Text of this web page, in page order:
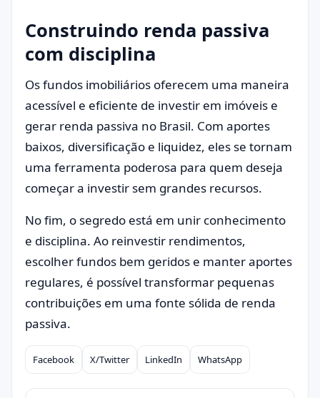
Construindo renda passiva
com disciplina
Os fundos imobiliários oferecem uma maneira
acessível e eficiente de investir em imóveis e
gerar renda passiva no Brasil. Com aportes
baixos, diversificação e liquidez, eles se tornam
uma ferramenta poderosa para quem deseja
começar a investir sem grandes recursos.
No fim, o segredo está em unir conhecimento
e disciplina. Ao reinvestir rendimentos,
escolher fundos bem geridos e manter aportes
regulares, é possível transformar pequenas
contribuições em uma fonte sólida de renda
passiva.
Compartilhar
Facebook X/Twitter LinkedIn WhatsApp